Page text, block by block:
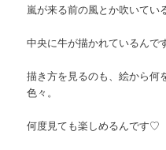
嵐が来る前の風とか吹いて
中央に牛が描かれているんで
描き方を見るのも、絵から何
色々。
何度見ても楽しめるんです